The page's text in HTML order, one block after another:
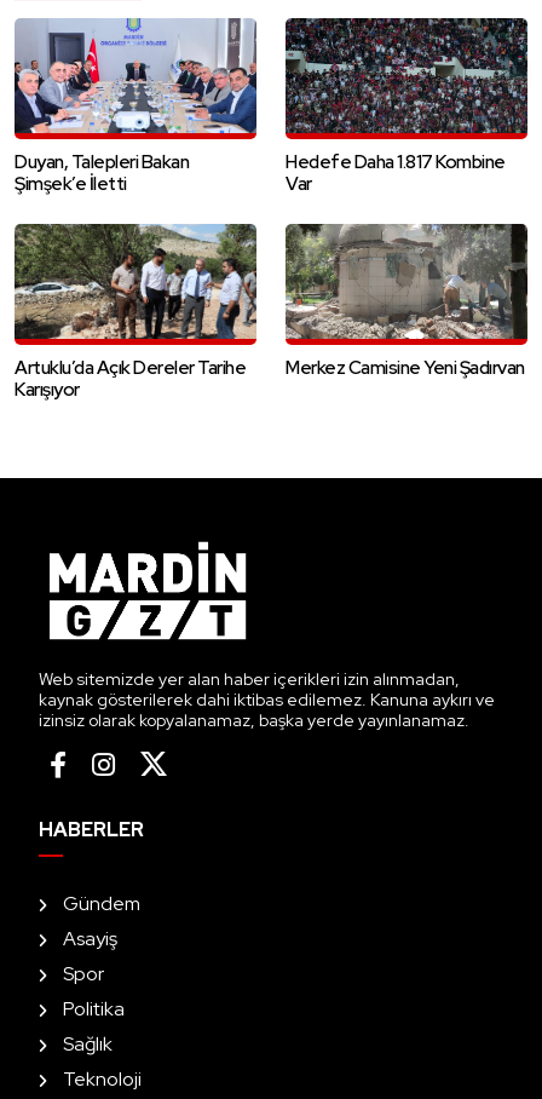
Duyan, Talepleri Bakan
Şimşek’e İletti
Hedefe Daha 1.817 Kombine
Var
Artuklu’da Açık Dereler Tarihe
Karışıyor
Merkez Camisine Yeni Şadırvan
Web sitemizde yer alan haber içerikleri izin alınmadan,
kaynak gösterilerek dahi iktibas edilemez. Kanuna aykırı ve
izinsiz olarak kopyalanamaz, başka yerde yayınlanamaz.
HABERLER
Gündem
Asayiş
Spor
Politika
Sağlık
Teknoloji